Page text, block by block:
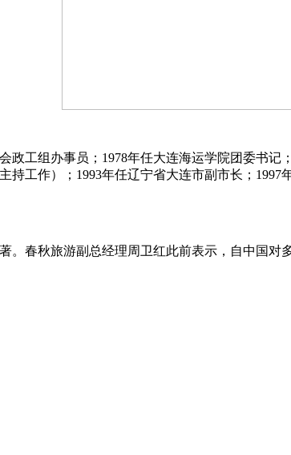
办事员；1978年任大连海运学院团委书记；
持工作）；1993年任辽宁省大连市副市长；
旅游副总经理周卫红此前表示，自中国对多